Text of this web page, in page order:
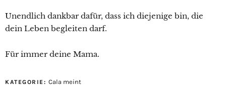
Unendlich dankbar dafür, dass ich diejenige bin, die
dein Leben begleiten darf.
Für immer deine Mama.
KATEGORIE: Cala meint